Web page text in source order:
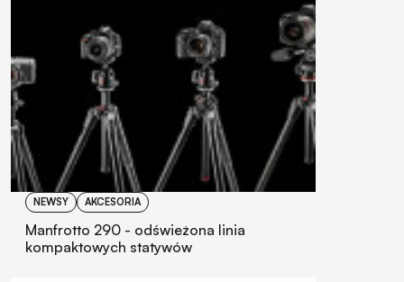
NEWSY AKCESORIA
Manfrotto 290 - odświeżona linia
kompaktowych statywów